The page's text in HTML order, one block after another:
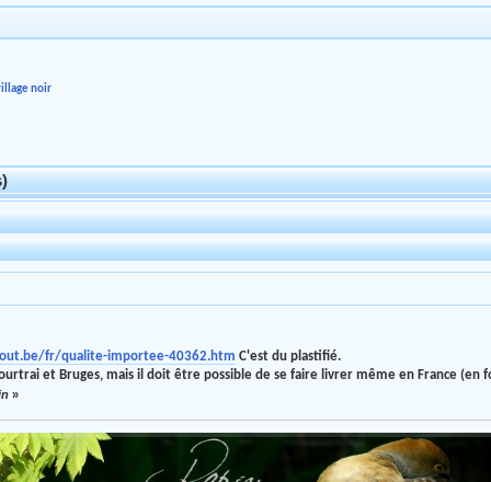
noir
fr/qualite-importee-40362.htm C'est du plastifié.
et Bruges, mais il doit être possible de se faire livrer même en France (en
»